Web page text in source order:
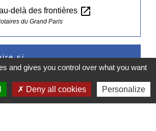
delà des frontières open_in_new
du Grand Paris
si...
à l'étranger
and gives you control over what you want
Deny all cookies Personalize